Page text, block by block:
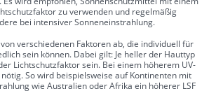
zu verwenden und regelmäßig
bei intensiver Sonneneinstrahlung.
verschiedenen Faktoren ab, die individuell für
sein können. Dabei gilt: Je heller der Hauttyp
Lichtschutzfaktor sein. Bei einem höherem UV-
nötig. So wird beispielsweise auf Kontinenten mit
wie Australien oder Afrika ein höherer LSF